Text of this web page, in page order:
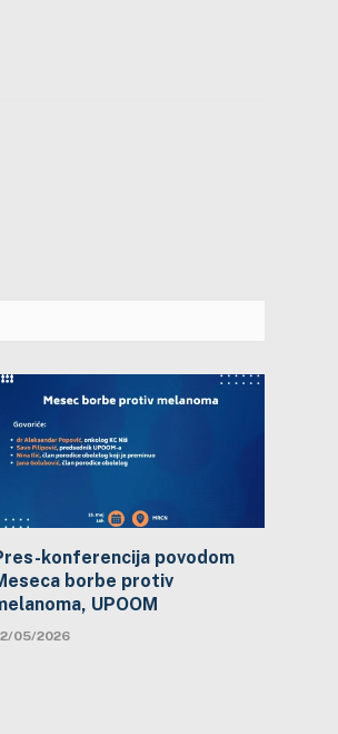
konferencija povodom
borbe protiv
UPOOM
05/2026